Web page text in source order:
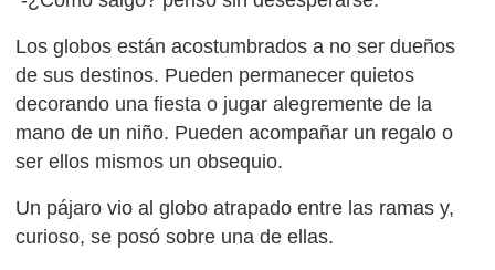
Los globos están acostumbrados a no ser dueños
de sus destinos. Pueden permanecer quietos
decorando una fiesta o jugar alegremente de la
mano de un niño. Pueden acompañar un regalo o
ser ellos mismos un obsequio.
Un pájaro vio al globo atrapado entre las ramas y,
curioso, se posó sobre una de ellas.